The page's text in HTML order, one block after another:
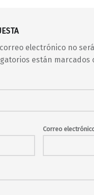
electrónico no
están marcados
Correo